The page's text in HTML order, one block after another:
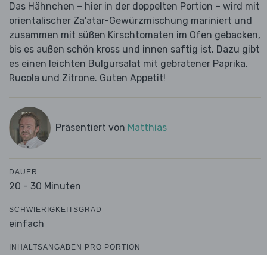
Das Hähnchen – hier in der doppelten Portion – wird mit
orientalischer Za'atar-Gewürzmischung mariniert und
zusammen mit süßen Kirschtomaten im Ofen gebacken,
bis es außen schön kross und innen saftig ist. Dazu gibt
es einen leichten Bulgursalat mit gebratener Paprika,
Rucola und Zitrone. Guten Appetit!
Präsentiert von Matthias
DAUER
20 - 30 Minuten
SCHWIERIGKEITSGRAD
einfach
INHALTSANGABEN PRO PORTION